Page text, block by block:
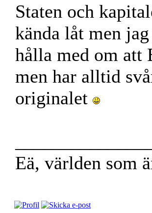
Staten och
kända låt men
hålla med om att
men har alltid
originalet
Eä, världen som